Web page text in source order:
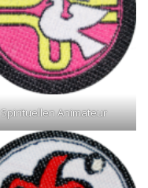
Spirituellen Animateur